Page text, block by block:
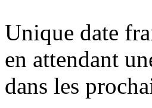
Unique date
en attendant
dans les